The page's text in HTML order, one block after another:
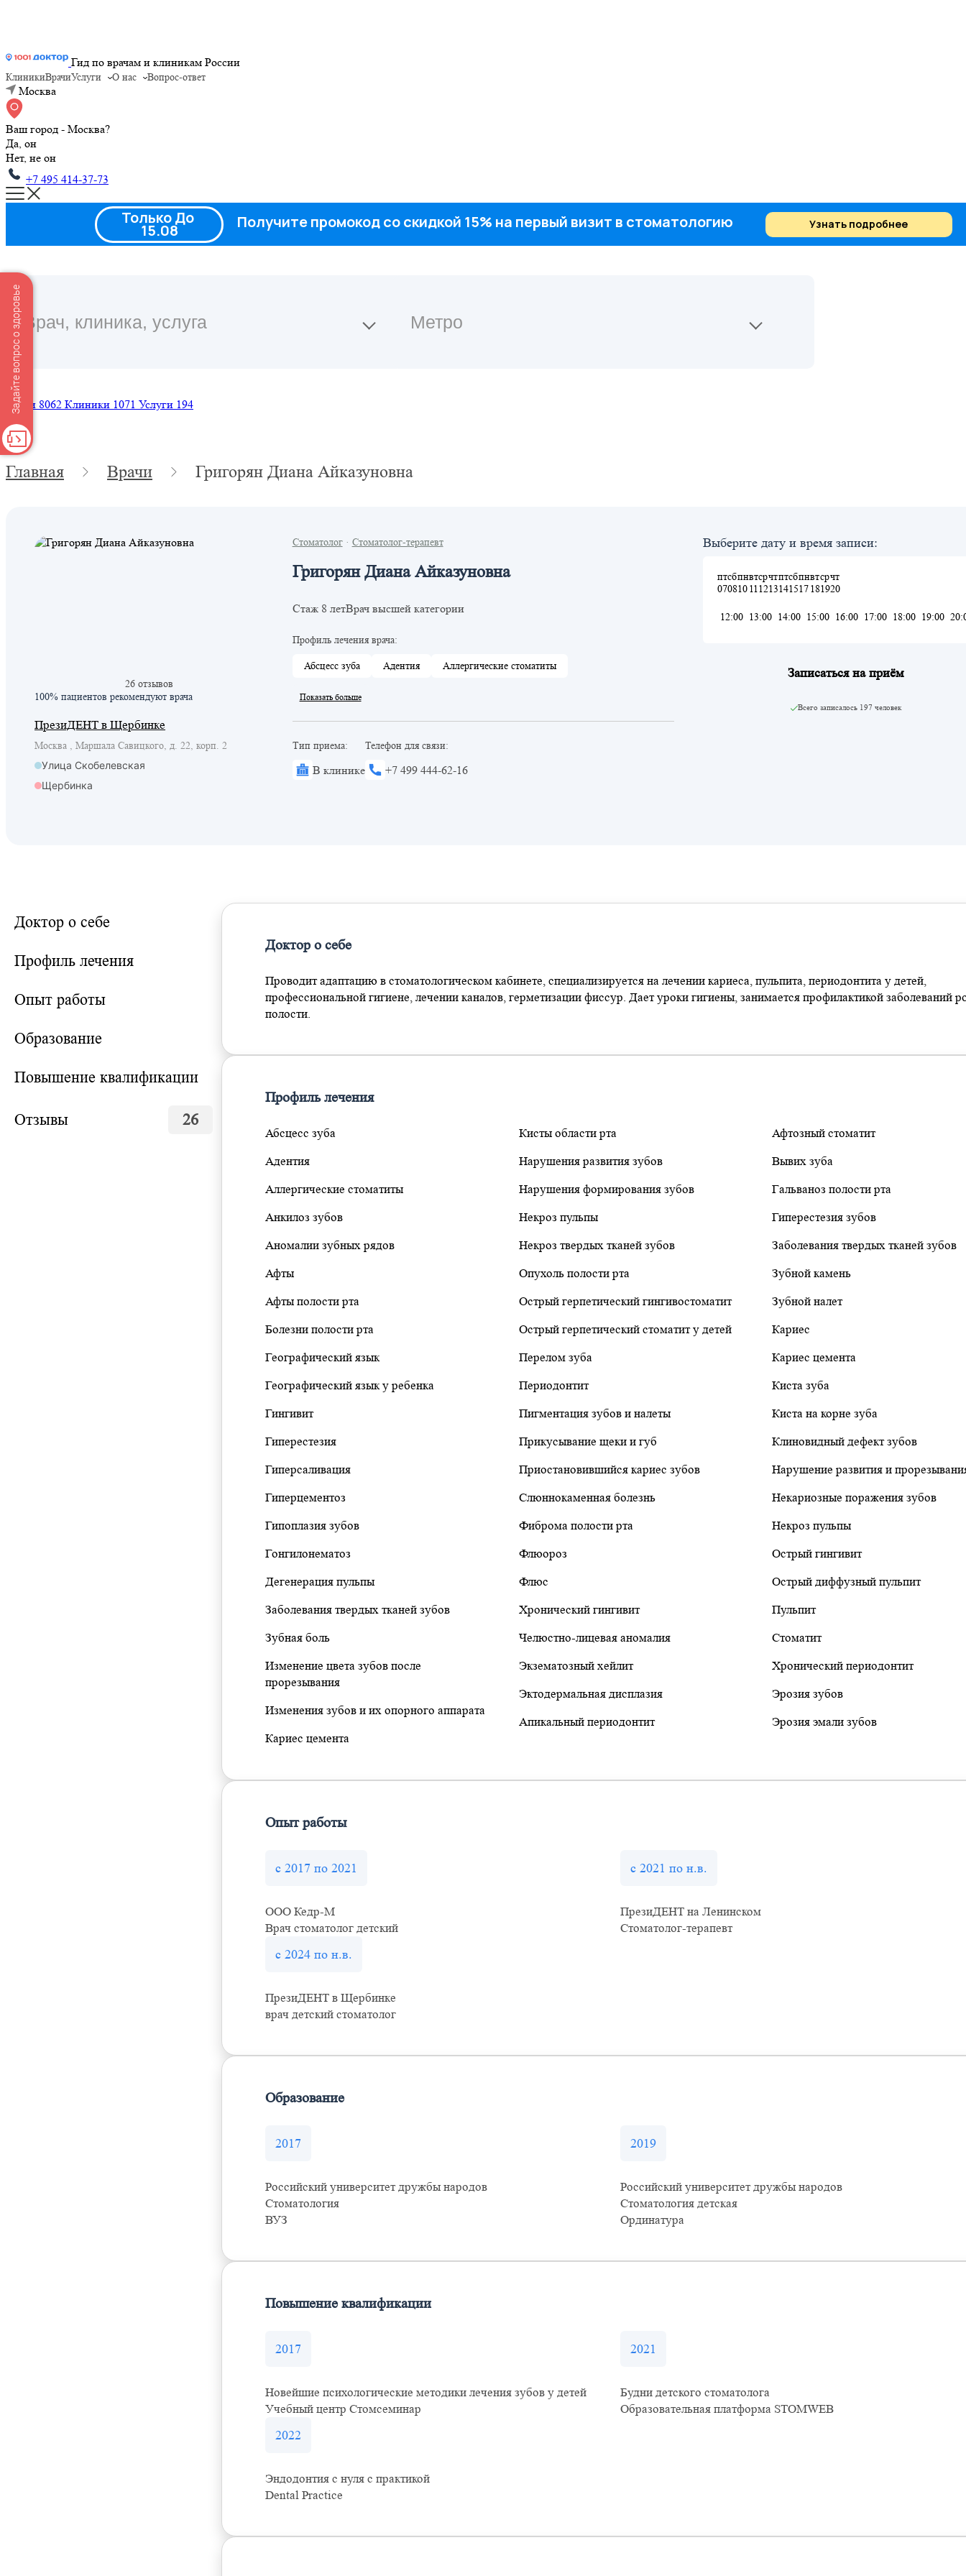
Гид по врачам и клиникам России
КлиникиВрачиУслуги О нас Вопрос-ответ
Москва
Ваш город - Москва?
Да, он
Нет, не он
+7 495 414-37-73
Врачи 8062 Клиники 1071 Услуги 194
Главная Врачи Григорян Диана Айказуновна
26 отзывов
100% пациентов рекомендуют врача
ПрезиДЕНТ в Щербинке
Москва , Маршала Савицкого, д. 22, корп. 2
Улица Скобелевская
Щербинка
Стоматолог· Стоматолог-терапевт
Григорян Диана Айказуновна
Стаж 8 летВрач высшей категории
Профиль лечения врача:
Абсцесс зуба Адентия Аллергические стоматиты
Показать больше
Тип приема:
В клинике
Телефон для связи:
+7 499 444-62-16
Выберите дату и время записи:
пт
07
сб
08
пн
10
вт
11
ср
12
чт
13
пт
14
сб
15
пн
17
вт
18
ср
19
чт
20
12:00 13:00 14:00 15:00 16:00 17:00 18:00 19:00
Записаться на приём
Всего записалось 197 человек
Доктор о себе
Профиль лечения
Опыт работы
Образование
Повышение квалификации
Отзывы 26
Доктор о себе
Проводит адаптацию в стоматологическом кабинете, специализируется на лечении кариеса, пульпита, периодонтита у детей,
профессиональной гигиене, лечении каналов, герметизации фиссур. Дает уроки гигиены, занимается профилактикой заболеваний
полости.
Профиль лечения
Абсцесс зуба
Адентия
Аллергические стоматиты
Анкилоз зубов
Аномалии зубных рядов
Афты
Афты полости рта
Болезни полости рта
Географический язык
Географический язык у ребенка
Гингивит
Гиперестезия
Гиперсаливация
Гиперцементоз
Гипоплазия зубов
Гонгилонематоз
Дегенерация пульпы
Заболевания твердых тканей зубов
Зубная боль
Изменение цвета зубов после
прорезывания
Изменения зубов и их опорного аппарата
Кариес цемента
Кисты области рта
Нарушения развития зубов
Нарушения формирования зубов
Некроз пульпы
Некроз твердых тканей зубов
Опухоль полости рта
Острый герпетический гингивостоматит
Острый герпетический стоматит у детей
Перелом зуба
Периодонтит
Пигментация зубов и налеты
Прикусывание щеки и губ
Приостановившийся кариес зубов
Слюннокаменная болезнь
Фиброма полости рта
Флюороз
Флюс
Хронический гингивит
Челюстно-лицевая аномалия
Экзематозный хейлит
Эктодермальная дисплазия
Апикальный периодонтит
Афтозный стоматит
Вывих зуба
Гальваноз полости рта
Гиперестезия зубов
Заболевания твердых тканей зубов
Зубной камень
Зубной налет
Кариес
Кариес цемента
Киста зуба
Киста на корне зуба
Клиновидный дефект зубов
Нарушение развития и
Некариозные поражения зубов
Некроз пульпы
Острый гингивит
Острый диффузный пульпит
Пульпит
Стоматит
Хронический периодонтит
Эрозия зубов
Эрозия эмали зубов
Опыт работы
с 2017 по 2021
ООО Кедр-М
Врач стоматолог детский
с 2021 по н.в.
ПрезиДЕНТ на Ленинском
Стоматолог-терапевт
с 2024 по н.в.
ПрезиДЕНТ в Щербинке
врач детский стоматолог
Образование
2017
Российский университет дружбы народов
Стоматология
ВУЗ
2019
Российский университет дружбы народов
Стоматология детская
Ординатура
Повышение квалификации
2017
Новейшие психологические методики лечения зубов у детей
Учебный центр Стомсеминар
2021
Будни детского стоматолога
Образовательная платформа STOMWEB
2022
Эндодонтия с нуля с практикой
Dental Practice
Только До
15.08 Получите промокод со скидкой 15% на первый визит в стоматологию Узнать подробнее
Задайте вопрос о здоровье